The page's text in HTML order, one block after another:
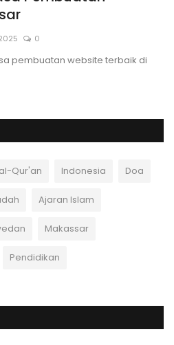
0
pembuatan website terbaik di
al-Qur'an Indonesia Doa
Ajaran Islam
Makassar
Pendidikan